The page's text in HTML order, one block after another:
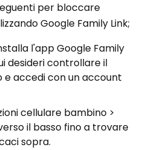
per bloccare
Google Family Link;
l'app Google Family
desideri controllare il
accedi con un account
cellulare bambino >
il basso fino a trovare
sopra.